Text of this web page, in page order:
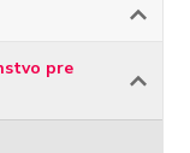
pre